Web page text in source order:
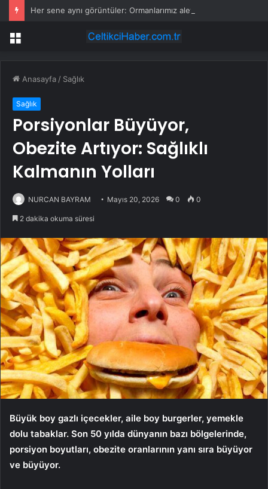
Menü
Anasayfa / Sağlık
Sağlık
Porsiyonlar Büyüyor,
Obezite Artıyor: Sağlıklı
Kalmanın Yolları
NURCAN BAYRAM Mayıs 20, 2026 0 0
2 dakika okuma süresi
Büyük boy gazlı içecekler, aile boy burgerler, yemekle
dolu tabaklar. Son 50 yılda dünyanın bazı bölgelerinde,
porsiyon boyutları, obezite oranlarının yanı sıra büyüyor
ve büyüyor.